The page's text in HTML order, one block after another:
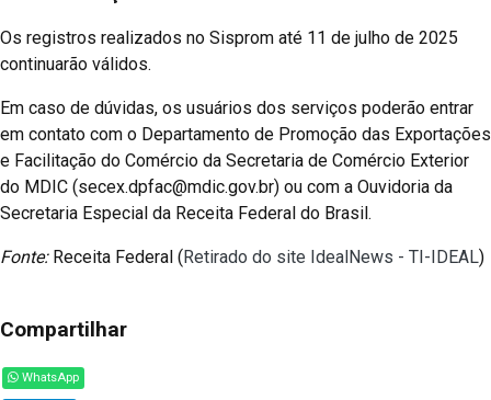
Os registros realizados no Sisprom até 11 de julho de 2025
continuarão válidos.
Em caso de dúvidas, os usuários dos serviços poderão entrar
em contato com o Departamento de Promoção das Exportações
e Facilitação do Comércio da Secretaria de Comércio Exterior
do MDIC (secex.dpfac@mdic.gov.br) ou com a Ouvidoria da
Secretaria Especial da Receita Federal do Brasil.
Fonte:Receita Federal (Retirado do site IdealNews - TI-IDEAL)
Compartilhar
WhatsApp